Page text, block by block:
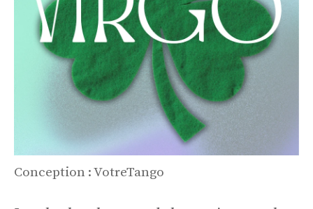
Conception : VotreTango